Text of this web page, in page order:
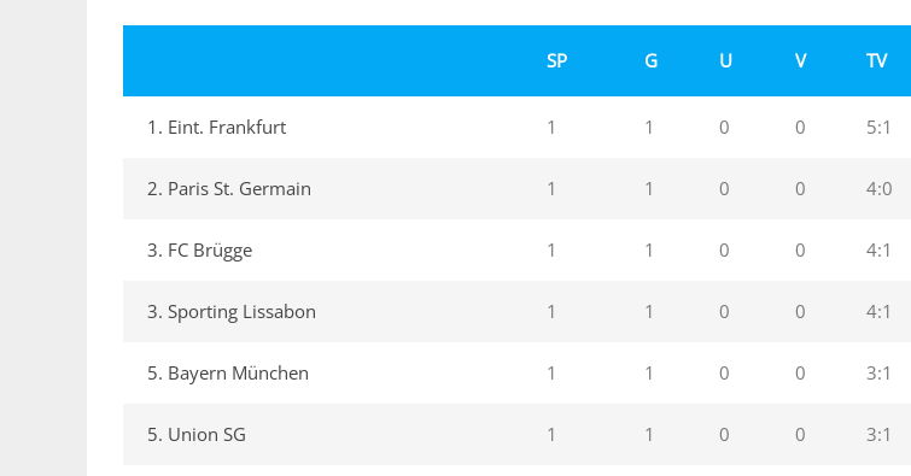
SP G U V TV
1. Eint. Frankfurt 1 1 0 0 5:1
2. Paris St. Germain 1 1 0 0 4:0
3. FC Brügge 1 1 0 0 4:1
3. Sporting Lissabon 1 1 0 0 4:1
5. Bayern München 1 1 0 0 3:1
5. Union SG 1 1 0 0 3:1